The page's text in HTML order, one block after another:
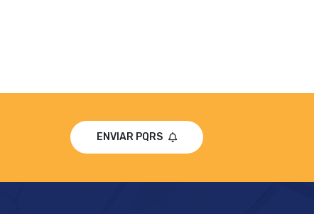
ENVIAR PQRS